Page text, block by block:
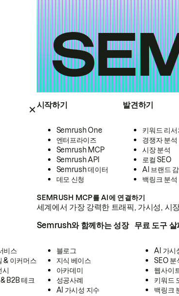
시작하기
Semrush One
엔터프라이즈
Semrush MCP
Semrush API
Semrush 데이터
데모 신청
발견하기
키워드 리서
경쟁자 분석
시장 분석
로컬 SEO
AI 브랜드
백링크 분석
SEMRUSH MCP를 AI에 연결하기
세계에서 가장 강력한 트래픽, 가시성, 시
비스
& 이커머스
시
B2B 테크
Semrush와 함께하는 성장
블로그
지식 베이스
아카데미
성공사례
AI 가시성 지수
무료 도구 살
AI 가시
SEO 분
웹사이
키워드
백링크